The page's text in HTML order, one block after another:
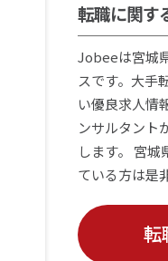
転職に関す
Jobeeは宮城
スです。大手
い優良求人情
ンサルタント
します。 宮
ている方は是
転